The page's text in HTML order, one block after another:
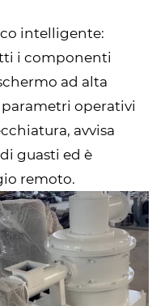
intelligente:
i componenti
ad alta
operativi
avvisa
guasti ed è
remoto.